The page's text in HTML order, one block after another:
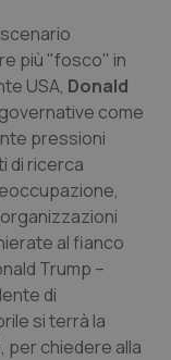
Ulcerosa
più "fosco" in
USA, Donald
come
pressioni
di ricerca
al fianco
Trump –
di
si terrà la
per chiedere alla